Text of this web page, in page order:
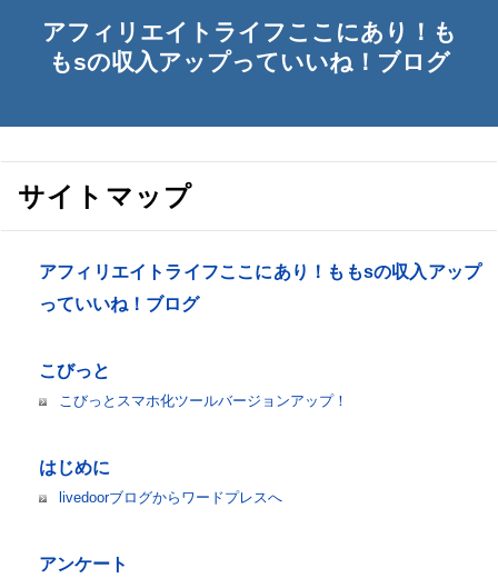
アフィリエイトライフここにあり！も
もsの収入アップっていいね！ブログ
サイトマップ
アフィリエイトライフここにあり！ももsの収入アップ
っていいね！ブログ
こびっと
こびっとスマホ化ツールバージョンアップ！
はじめに
livedoorブログからワードプレスへ
アンケート